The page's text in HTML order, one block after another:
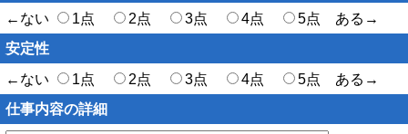
←ない
1点 2点 3点 4点
5点 ある→
安定性
←ない
1点 2点 3点 4点
5点 ある→
仕事内容の詳細